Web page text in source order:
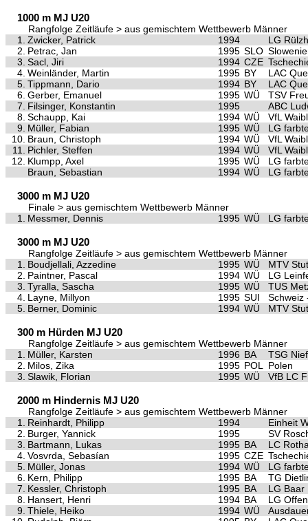
1000 m MJ U20
Rangfolge Zeitläufe > aus gemischtem Wettbewerb Männer
1.
Zwicker, Patrick 1994
LG
2. Petrac, Jan 1995 SLO
3. Sacl, Jiri 1994 CZE
4. Weinländer, Martin 1995 BY
LAC
5. Tippmann, Dario 1994 BY
LAC
6. Gerber, Emanuel 1995 WÜ
TSV
7. Filsinger, Konstantin 1995
ABC
8. Schaupp, Kai 1994 WÜ
VfL
9. Müller, Fabian 1995 WÜ
LG
10. Braun, Christoph 1994 WÜ
VfL
11.
Pichler, Steffen 1994 WÜ
VfL
12. Klumpp, Axel 1995 WÜ
LG
Braun, Sebastian
1994 WÜ LG
3000 m MJ U20
Finale > aus gemischtem Wettbewerb Männer
1.
Messmer, Dennis 1995 WÜ LG
3000 m MJ U20
Rangfolge Zeitläufe > aus gemischtem Wettbewerb Männer
1.
Boudjellali, Azzedine 1995 WÜ
MTV
2. Paintner, Pascal 1994 WÜ
LG
3. Tyralla, Sascha 1995 WÜ
TUS
4. Layne, Millyon 1995 SUI
Schweiz
5. Berner, Dominic 1994 WÜ MTV
300 m Hürden MJ U20
Rangfolge Zeitläufe > aus gemischtem Wettbewerb Männer
1.
Müller, Karsten 1996 BA
TSG
2. Milos, Zika 1995 POL
Polen
3. Slawik, Florian 1995 WÜ VfB LC
2000 m Hindernis MJ U20
Rangfolge Zeitläufe > aus gemischtem Wettbewerb Männer
1.
Reinhardt, Philipp 1994
Einheit
2. Burger, Yannick 1995
SV
3. Bartmann, Lukas 1995 BA
LC
4. Vosvrda, Sebasían 1995 CZE
5. Müller, Jonas 1994 WÜ
LG
6. Kern, Philipp 1995 BA
TG
7. Kessler, Christoph 1995 BA
LG Baar
8. Hansert, Henri 1994 BA
LG
9. Thiele, Heiko 1994 WÜ